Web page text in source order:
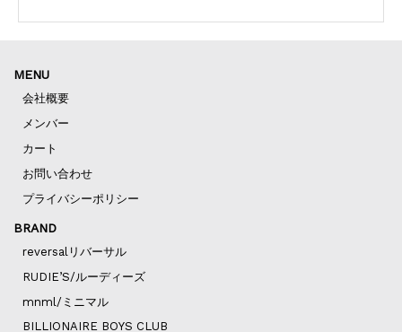
MENU
会社概要
メンバー
カート
お問い合わせ
プライバシーポリシー
BRAND
reversalリバーサル
RUDIE’S/ルーディーズ
mnml/ミニマル
BILLIONAIRE BOYS CLUB